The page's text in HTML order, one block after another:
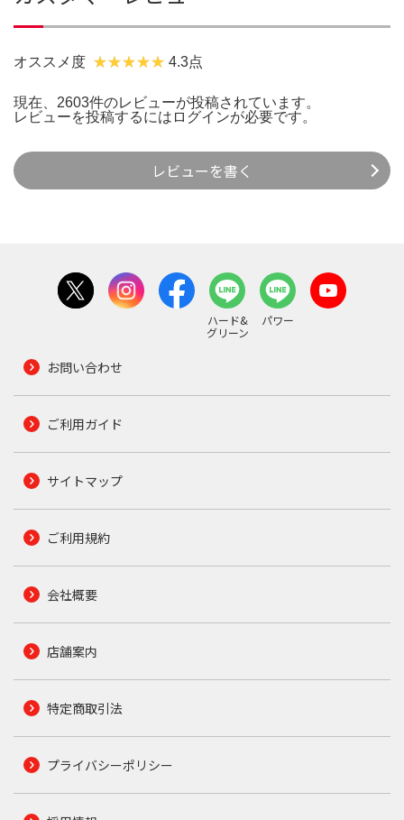
オススメ度 4.3点
現在、2603件のレビューが投稿されています。
レビューを投稿するには ログインが必要です。
レビューを書く
ハード&
グリーン
パワー
お問い合わせ
ご利用ガイド
サイトマップ
ご利用規約
会社概要
店舗案内
特定商取引法
プライバシーポリシー